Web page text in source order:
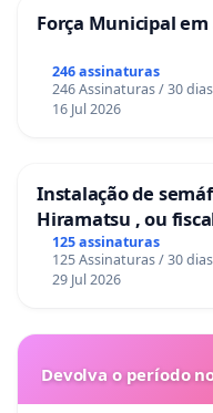
Força Municipal em
246 assinaturas
246 Assinaturas / 30 dias
16 Jul 2026
Instalação de
Hiramatsu , ou
125 assinaturas
125 Assinaturas / 30 dias
29 Jul 2026
Devolva o período